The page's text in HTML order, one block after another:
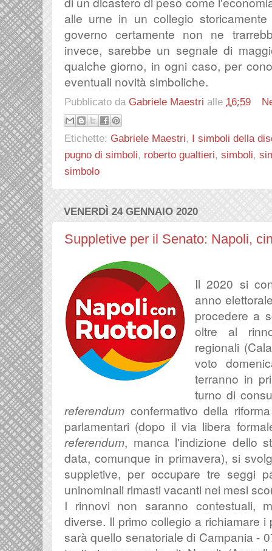
alle urne in un collegio
governo certamente non ne
invece, sarebbe un segnale di
qualche giorno, in ogni caso, per
eventuali novità simboliche.
Pubblicato da Gabriele Maestri alle 16:59
Etichette: Gabriele Maestri, I simboli della
pugno di simboli, roberto gualtieri, simboli,
simbolo
VENERDÌ 24 GENNAIO 2020
Suppletive per il Senato: Napoli,
Il 2020 si
anno
procedere a
oltre al
regionali
voto
terranno in
turno di
referendum confermativo della
parlamentari (dopo il via libera
referendum, manca l'indizione dello
data, comunque in primavera), si
suppletive, per occupare tre seggi
uninominali rimasti vacanti nei mesi
I rinnovi non saranno contestuali,
diverse. Il primo collegio a richiamare i
sarà quello senatoriale di Campania -